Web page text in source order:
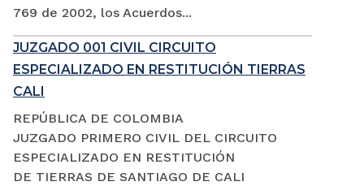
769 de 2002, los Acuerdos...
JUZGADO 001 CIVIL CIRCUITO
ESPECIALIZADO EN RESTITUCIÓN TIERRAS
CALI
REPÚBLICA DE COLOMBIA
JUZGADO PRIMERO CIVIL DEL CIRCUITO
ESPECIALIZADO EN RESTITUCIÓN
DE TIERRAS DE SANTIAGO DE CALI